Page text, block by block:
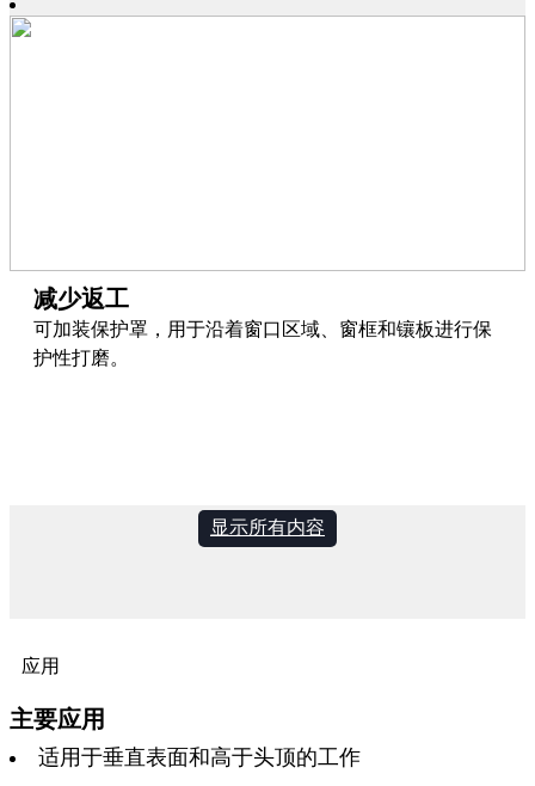
减少返工
可加装保护罩，用于沿着窗口区域、窗框和镶板进行保
护性打磨。
显示所有内容
应用
主要应用
适用于垂直表面和高于头顶的工作